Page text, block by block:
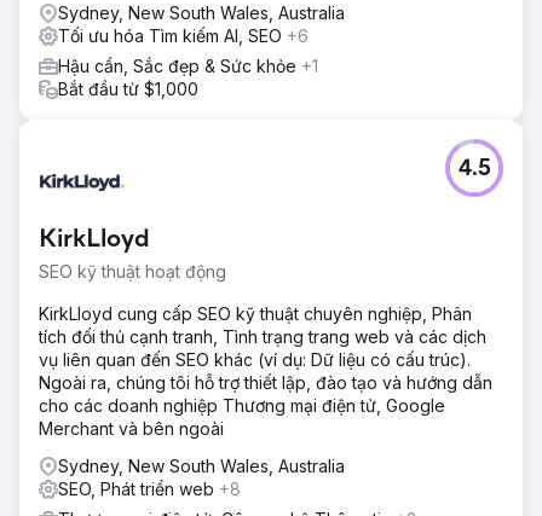
Sydney, New South Wales, Australia
Tối ưu hóa Tìm kiếm AI, SEO +6
Hậu cần, Sắc đẹp & Sức khỏe +1
Bắt đầu từ $1,000
KirkLloyd
SEO kỹ thuật hoạt động
4.5
KirkLloyd cung cấp SEO kỹ thuật chuyên nghiệp, Phân
tích đối thủ cạnh tranh, Tình trạng trang web và các dịch
vụ liên quan đến SEO khác (ví dụ: Dữ liệu có cấu trúc).
Ngoài ra, chúng tôi hỗ trợ thiết lập, đào tạo và hướng dẫn
cho các doanh nghiệp Thương mại điện tử, Google
Merchant và bên ngoài
Sydney, New South Wales, Australia
SEO, Phát triển web +8